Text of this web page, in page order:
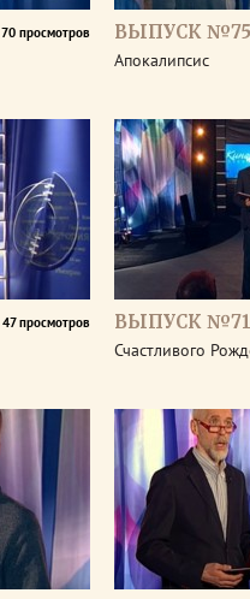
70 просмотров ВЫПУСК №75
Апокалипсис
47 просмотров ВЫПУСК №71
Счастливого